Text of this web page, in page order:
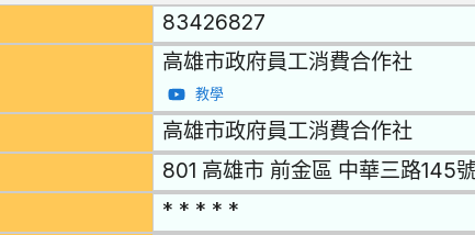
83426827
高雄市政府員工消費合作社
教學
高雄市政府員工消費合作社
801 高雄市 前金區 中華三路145
* * * * *